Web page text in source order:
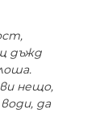
дъжд
нещо,
да